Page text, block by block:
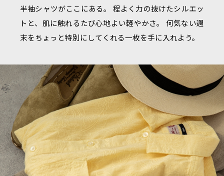
半袖シャツがここにある。
程よく力の抜けたシルエッ
トと、肌に触れるたび心地よい軽やかさ。
何気ない週
末をちょっと特別にしてくれる一枚を手に入れよう。